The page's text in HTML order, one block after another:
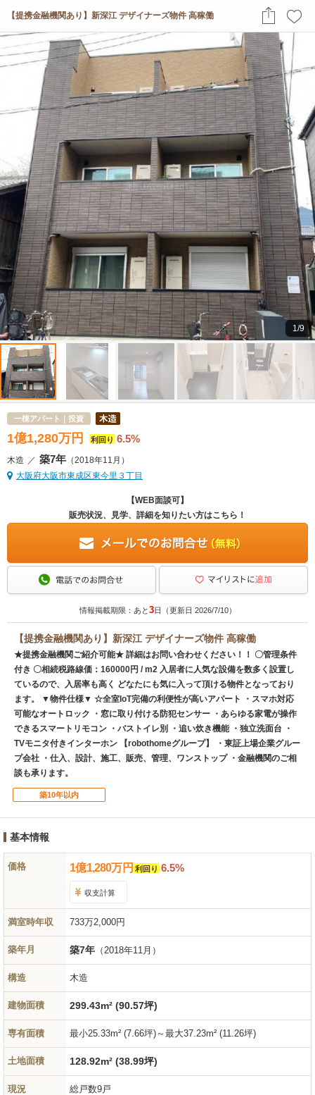
1/9
【提携金融機関あり】新深江 デザイナーズ物件 高稼働
一棟アパート｜投資
1億1,280万 円 利回り 6.5%
木造 ／ 築7年 （2018年11月）
大阪府大阪市東成区東今里３丁目
【WEB面談可】
販売状況、見学、詳細を知りたい方はこちら！
情報掲載期限：あと3日（更新日 2026/7/10）
【提携金融機関あり】新深江 デザイナーズ物件 高稼働
★提携金融機関ご紹介可能★ 詳細はお問い合わせください！！ 〇管理条件
付き 〇相続税路線価：160000円 / m2 入居者に人気な設備を数多く設置し
ているので、入居率も高く どなたにも気に入って頂ける物件となっており
ます。 ▼物件仕様▼ ☆全室IoT完備の利便性が高いアパート ・スマホ対応
可能なオートロック ・窓に取り付ける防犯センサー ・あらゆる家電が操作
できるスマートリモコン ・バストイレ別 ・追い炊き機能 ・独立洗面台 ・
TVモニタ付きインターホン 【robothomeグループ】 ・東証上場企業グルー
プ会社 ・仕入、設計、施工、販売、管理、ワンストップ ・金融機関のご相
談も承ります。
築10年以内
基本情報
価格 1億1,280万円 利回り 6.5%
収支計算
満室時年収 733万2,000円
築年月 築7年 （2018年11月）
構造 木造
建物面積 299.43m² (90.57坪)
専有面積 最小25.33m² (7.66坪)～最大37.23m² (11.26坪)
土地面積 128.92m² (38.99坪)
現況 総戸数9戸